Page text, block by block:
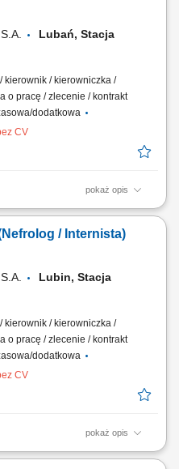
planów leczenia,
Lubań, Stacja
kierownik / kierowniczka /
o pracę / zlecenie / kontrakt
dodatkowa
CV
pokaż opis
Podejmowanie działań
Prowadzenie działań
działań
/ Internista)
Lubin, Stacja
kierownik / kierowniczka /
o pracę / zlecenie / kontrakt
dodatkowa
CV
pokaż opis
Podejmowanie działań